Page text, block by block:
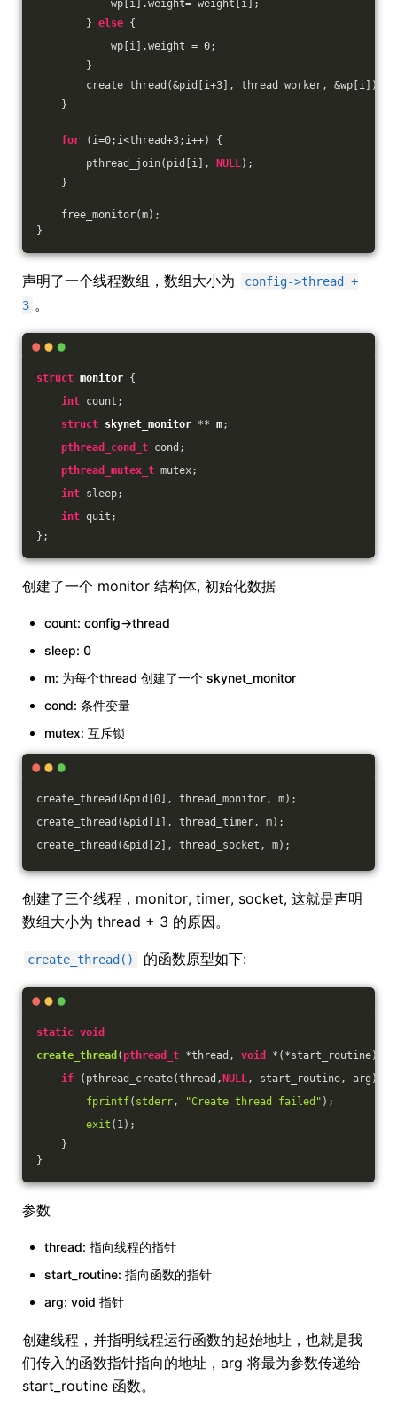
wp[i].weight= weight[i];
} else {
wp[i].weight = 0;
}
create_thread(&pid[i+3 ], thread_worker, &wp[i]);
}
for (i=0;i<thread+3;i++) {
pthread_join(pid[i],
NULL);
}
free_monitor(m);
}
声明了一个线程数组，数组大小为
config->thread +
3 。
struct monitor {
int count;
struct skynet_monitor ** m;
pthread_cond_t cond;
pthread_mutex_t mutex;
int sleep;
int quit;
};
创建了一个 monitor 结构体, 初始化数据
count: config->thread
sleep: 0
m: 为每个thread 创建了一个 skynet_monitor
cond: 条件变量
mutex: 互斥锁
create_thread(&pid[ 0 ], thread_monitor, m);
create_thread(&pid[ 1 ], thread_timer, m);
create_thread(&pid[ 2 ], thread_socket, m);
创建了三个线程，monitor, timer, socket, 这就是声明
数组大小为 thread + 3 的原因。
create_thread() 的函数原型如下:
static void
create_thread (pthread_t *thread, void *(*start_routine) (
if (pthread_create(thread, NULL, start_routine, arg)) {
fprintf( stderr, "Create thread failed" );
exit ( 1);
}
}
参数
thread: 指向线程的指针
start_routine: 指向函数的指针
arg: void 指针
创建线程，并指明线程运行函数的起始地址，也就是我
们传入的函数指针指向的地址，arg 将最为参数传递给
start_routine 函数。